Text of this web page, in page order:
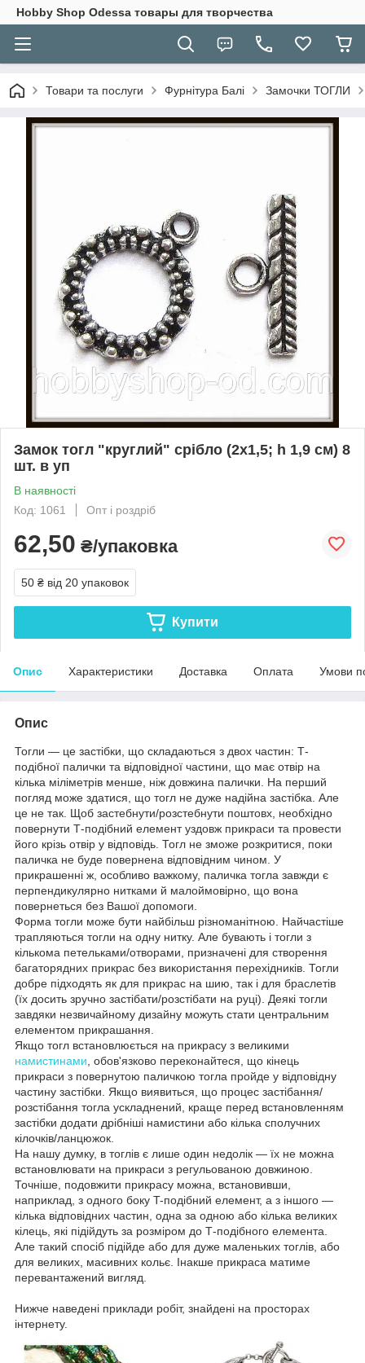
Hobbу Shop Odessa товары для творчества
Товари та послуги Фурнітура Балі Замочки ТОГЛИ
Замок тогл "круглий" срібло (2х1,5; h 1,9 см) 8
шт. в уп
В наявності
Код: 1061
Опт і роздріб
62,50 ₴/упаковка
50 ₴ від 20 упаковок
Купити
Опис Характеристики Доставка Оплата Умови
Опис
Тогли — це застібки, що складаються з двох частин: Т-
подібної палички та відповідної частини, що має отвір на
кілька міліметрів менше, ніж довжина палички. На перший
погляд може здатися, що тогл не дуже надійна застібка. Але
це не так. Щоб застебнути/розстебнути поштовх, необхідно
повернути Т-подібний елемент уздовж прикраси та провести
його крізь отвір у відповідь. Тогл не зможе розкритися, поки
паличка не буде повернена відповідним чином. У
прикрашенні ж, особливо важкому, паличка тогла завжди є
перпендикулярно нитками й малоймовірно, що вона
повернеться без Вашої допомоги.
Форма тогли може бути найбільш різноманітною. Найчастіше
трапляються тогли на одну нитку. Але бувають і тогли з
кількома петельками/отворами, призначені для створення
багаторядних прикрас без використання перехідників. Тогли
добре підходять як для прикрас на шию, так і для браслетів
(їх досить зручно застібати/розстібати на руці). Деякі тогли
завдяки незвичайному дизайну можуть стати центральним
елементом прикрашання.
Якщо тогл встановлюється на прикрасу з великими
намистинами , обов'язково переконайтеся, що кінець
прикраси з повернутою паличкою тогла пройде у відповідну
частину застібки. Якщо виявиться, що процес застібання/
розстібання тогла ускладнений, краще перед встановленням
застібки додати дрібніші намистини або кілька сполучних
кілочків/ланцюжок.
На нашу думку, в тоглів є лише один недолік — їх не можна
встановлювати на прикраси з регульованою довжиною.
Точніше, подовжити прикрасу можна, встановивши,
наприклад, з одного боку T-подібний елемент, а з іншого —
кілька відповідних частин, одна за одною або кілька великих
кілець, які підійдуть за розміром до Т-подібного елемента.
Але такий спосіб підійде або для дуже маленьких тоглів, або
для великих, масивних кольє. Інакше прикраса матиме
перевантажений вигляд.
Нижче наведені приклади робіт, знайдені на просторах
інтернету.